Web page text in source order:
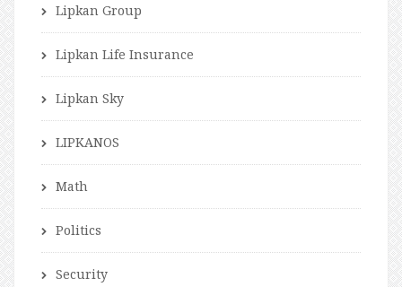
Lipkan Group
Lipkan Life Insurance
Lipkan Sky
LIPKANOS
Math
Politics
Security